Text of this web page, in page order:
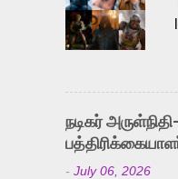
நடிகர்
- July 06, 2026